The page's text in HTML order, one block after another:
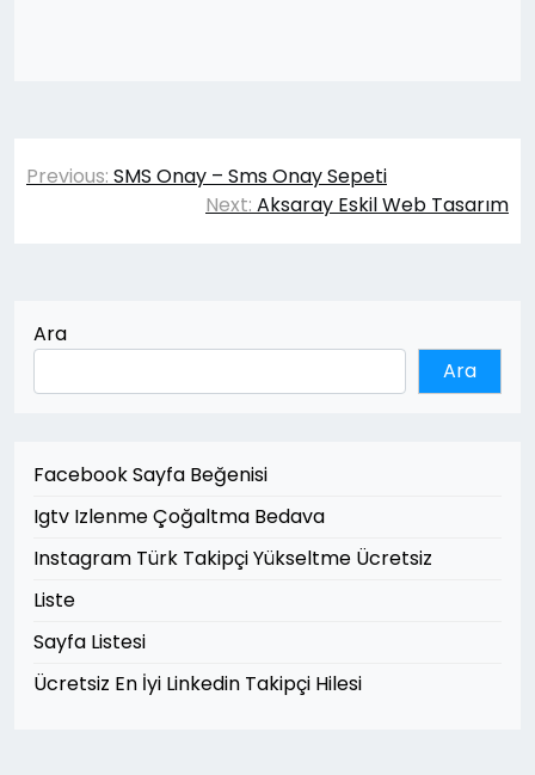
Yazı
Previous: SMS Onay – Sms Onay Sepeti
Next: Aksaray Eskil Web Tasarım
Ara
Ara
Facebook Sayfa Beğenisi
Igtv Izlenme Çoğaltma Bedava
Instagram Türk Takipçi Yükseltme Ücretsiz
Liste
Sayfa Listesi
Ücretsiz En İyi Linkedin Takipçi Hilesi